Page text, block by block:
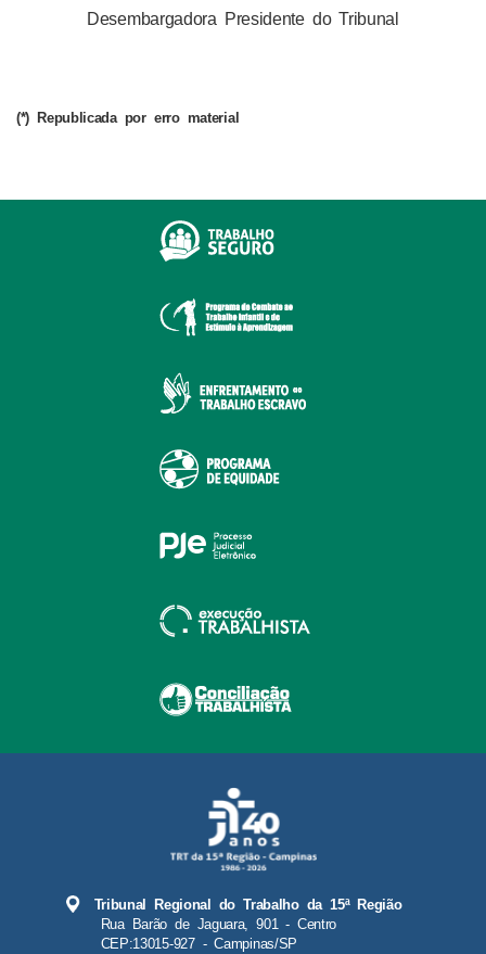
Desembargadora Presidente do Tribunal
(*) Republicada por erro material
Tribunal Regional do Trabalho da 15ª Região
Rua Barão de Jaguara, 901 - Centro
CEP:13015-927 - Campinas/SP